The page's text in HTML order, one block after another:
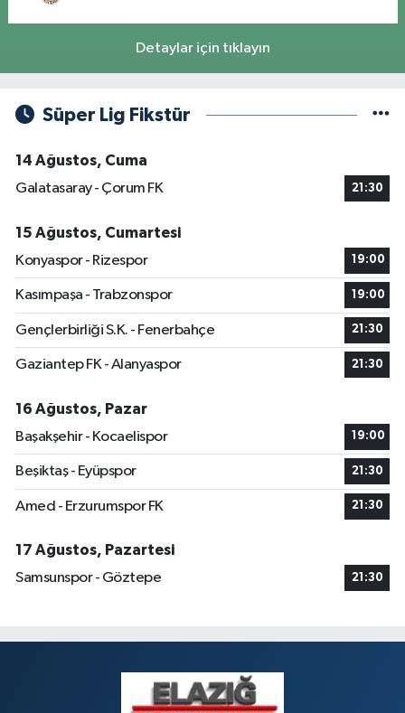
Detaylar için tıklayın
Süper Lig Fikstür
14 Ağustos, Cuma
Galatasaray - Çorum FK
21:30
15 Ağustos, Cumartesi
Konyaspor - Rizespor
19:00
Kasımpaşa - Trabzonspor 19:00
Gençlerbirliği S.K. - Fenerbahçe 21:30
Gaziantep FK - Alanyaspor 21:30
16 Ağustos, Pazar
Başakşehir - Kocaelispor
19:00
Beşiktaş - Eyüpspor 21:30
Amed - Erzurumspor FK 21:30
17 Ağustos, Pazartesi
Samsunspor - Göztepe
21:30